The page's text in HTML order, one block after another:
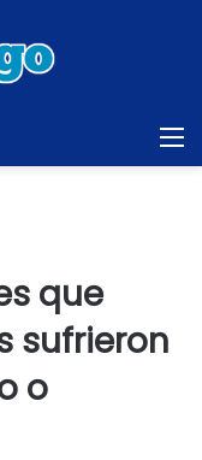
que
sufrieron
o